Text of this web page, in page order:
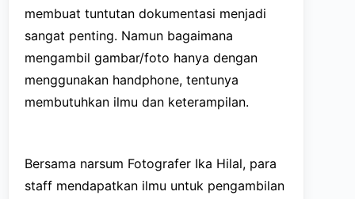
membuat tuntutan dokumentasi menjadi
sangat penting. Namun bagaimana
mengambil gambar/foto hanya dengan
menggunakan handphone, tentunya
membutuhkan ilmu dan keterampilan.
Bersama narsum Fotografer Ika Hilal, para
staff mendapatkan ilmu untuk pengambilan